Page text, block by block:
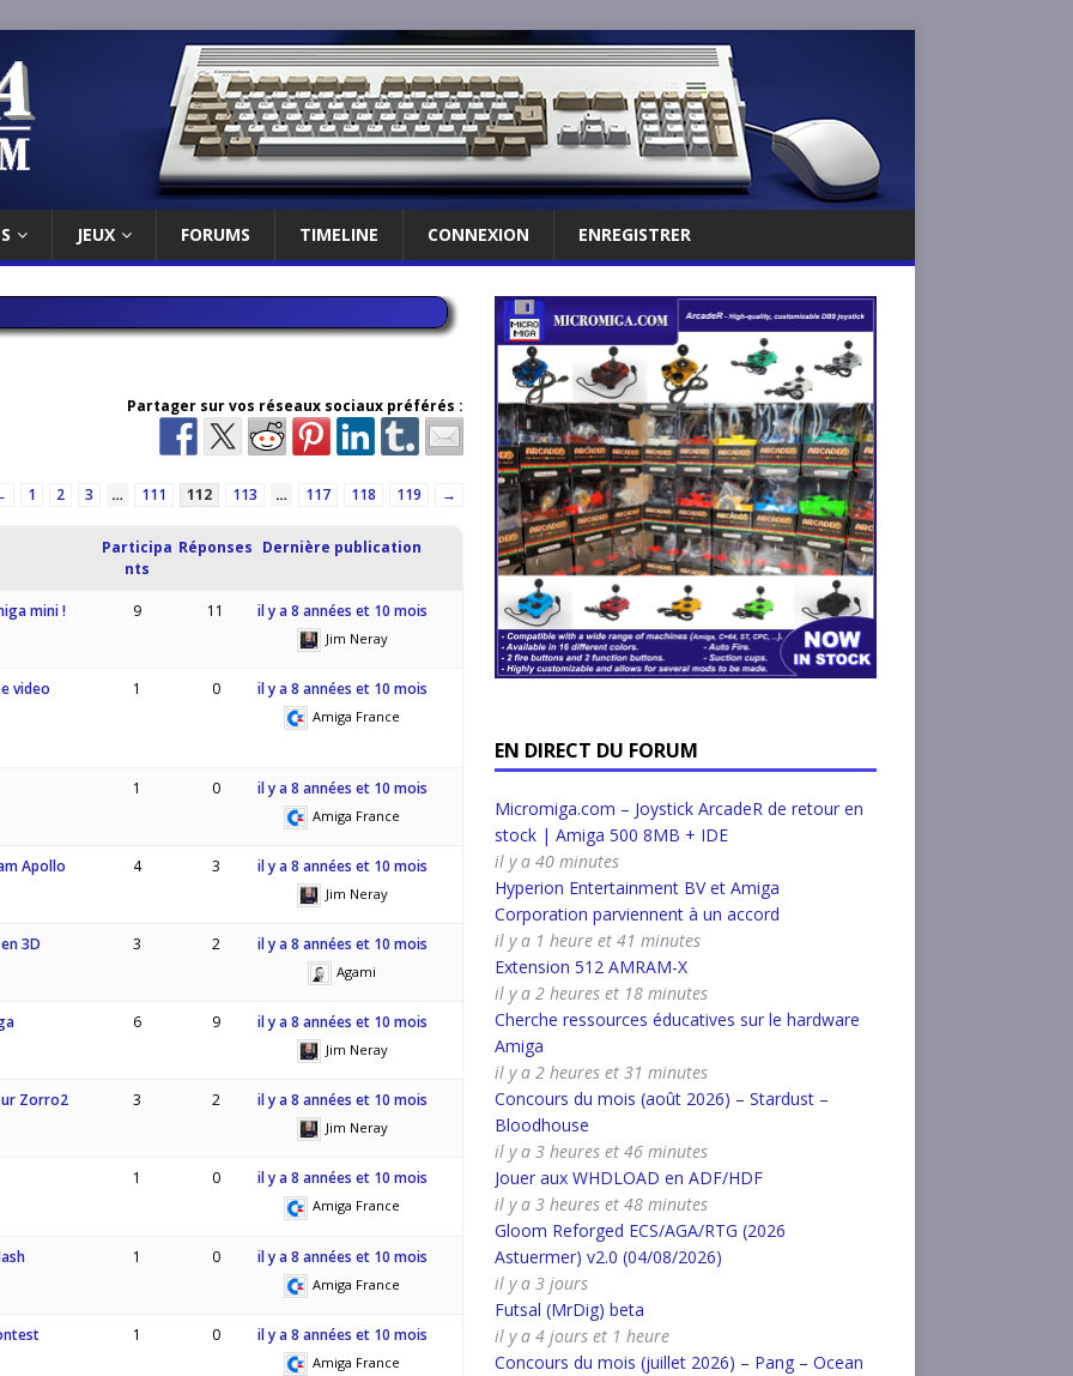
JEUX FORUMS TIMELINE CONNEXION ENREGISTRER
Partager sur vos réseaux sociaux préférés :
1 2 3 … 111 112 113 … 117 118 119 →
Participa
nts
Réponses Dernière publication
mini ! 9 11 il y a 8 années et 10 mois
Jim Neray
video
1 0 il y a 8 années et 10 mois
Amiga France
1 0 il y a 8 années et 10 mois
Amiga France
Apollo 4 3 il y a 8 années et 10 mois
Jim Neray
3D 3 2 il y a 8 années et 10 mois
Agami
6 9 il y a 8 années et 10 mois
Jim Neray
Zorro2 3 2 il y a 8 années et 10 mois
Jim Neray
1 0 il y a 8 années et 10 mois
Amiga France
1 0 il y a 8 années et 10 mois
Amiga France
1 0 il y a 8 années et 10 mois
Amiga France
EN DIRECT DU FORUM
Micromiga.com – Joystick ArcadeR de retour en
stock | Amiga 500 8MB + IDE
il y a 40 minutes
Hyperion Entertainment BV et Amiga
Corporation parviennent à un accord
il y a 1 heure et 41 minutes
Extension 512 AMRAM-X
il y a 2 heures et 18 minutes
Cherche ressources éducatives sur le hardware
Amiga
il y a 2 heures et 31 minutes
Concours du mois (août 2026) – Stardust –
Bloodhouse
il y a 3 heures et 46 minutes
Jouer aux WHDLOAD en ADF/HDF
il y a 3 heures et 48 minutes
Gloom Reforged ECS/AGA/RTG (2026
Astuermer) v2.0 (04/08/2026)
il y a 3 jours
Futsal (MrDig) beta
il y a 4 jours et 1 heure
Concours du mois (juillet 2026) – Pang – Ocean